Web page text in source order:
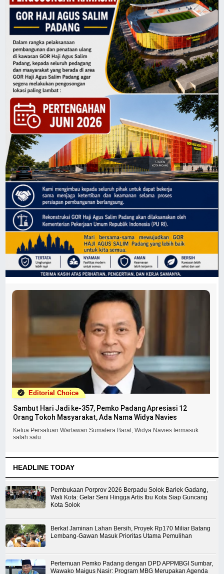
Editorial Choice
Sambut Hari Jadi ke-357, Pemko Padang Apresiasi 12
Orang Tokoh Masyarakat, Ada Nama Widya Navies
Ketua Persatuan Wartawan Sumatera Barat, Widya Navies termasuk
salah satu...
HEADLINE TODAY
Pembukaan Porprov 2026 Berpadu Solok Barlek Gadang,
Wali Kota: Gelar Seni Hingga Artis Ibu Kota Siap Guncang
Kota Solok
Berkat Jaminan Lahan Bersih, Proyek Rp170 Miliar Batang
Lembang-Gawan Masuk Prioritas Utama Pemulihan
Pertemuan Pemko Padang dengan DPD APPMBGI Sumbar,
Wawako Maigus Nasir: Program MBG Merupakan Agenda